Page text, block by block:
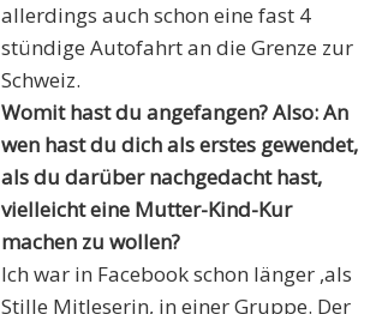
allerdings auch schon eine fast 4
stündige Autofahrt an die Grenze zur
Schweiz.
Womit hast du angefangen? Also: An
wen hast du dich als erstes gewendet,
als du darüber nachgedacht hast,
vielleicht eine Mutter-Kind-Kur
machen zu wollen?
Ich war in Facebook schon länger ,als
Stille Mitleserin, in einer Gruppe. Der